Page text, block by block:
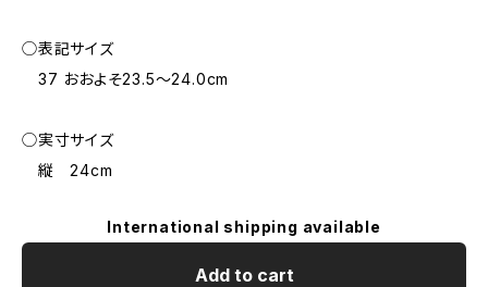
◯表記サイズ
37 おおよそ23.5～24.0cm
◯実寸サイズ
縦 24cm
International shipping available
Add to cart